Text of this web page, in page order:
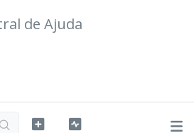
de Ajuda